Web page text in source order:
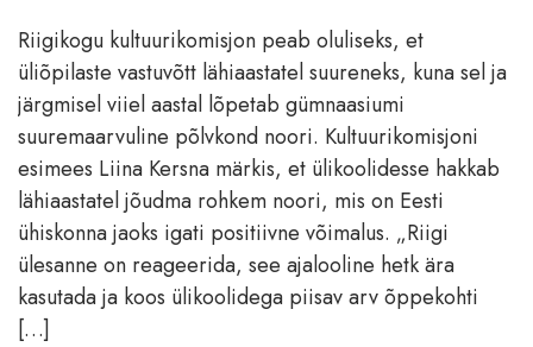
Riigikogu kultuurikomisjon peab oluliseks, et
üliõpilaste vastuvõtt lähiaastatel suureneks, kuna sel ja
järgmisel viiel aastal lõpetab gümnaasiumi
suuremaarvuline põlvkond noori. Kultuurikomisjoni
esimees Liina Kersna märkis, et ülikoolidesse hakkab
lähiaastatel jõudma rohkem noori, mis on Eesti
ühiskonna jaoks igati positiivne võimalus. „Riigi
ülesanne on reageerida, see ajalooline hetk ära
kasutada ja koos ülikoolidega piisav arv õppekohti
[…]